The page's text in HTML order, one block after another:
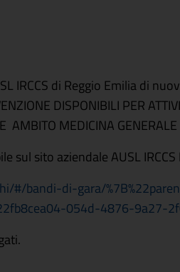
IRCCS di Reggio Emilia di
DISPONIBILI PER
AMBITO MEDICINA
sul sito aziendale AUSL IRCCS
#/bandi-di-gara/
054d-4876-